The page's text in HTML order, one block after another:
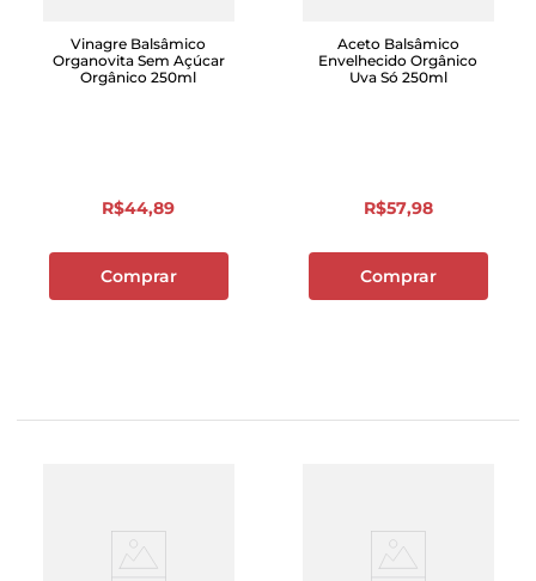
Vinagre Balsâmico
Organovita Sem Açúcar
Orgânico 250ml
R$44,89
Comprar
Aceto Balsâmico
Envelhecido Orgânico
Uva Só 250ml
R$57,98
Comprar